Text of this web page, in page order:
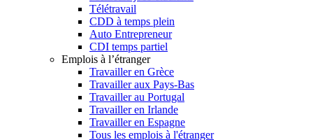
Télétravail
CDD à temps plein
Auto Entrepreneur
CDI temps partiel
Emplois à l’étranger
Travailler en Grèce
Travailler aux Pays-Bas
Travailler au Portugal
Travailler en Irlande
Travailler en Espagne
Tous les emplois à l'étranger